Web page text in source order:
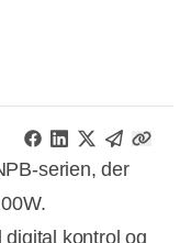
serien, der
kontrol og